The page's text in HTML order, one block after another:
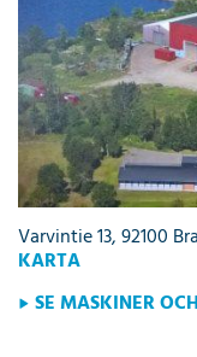
Varvintie 13, 92100
KARTA
SE MASKINER